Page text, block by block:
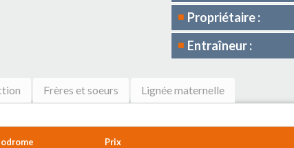
Propriétaire :
Entraîneur :
Frères et soeurs Lignée maternelle
Prix